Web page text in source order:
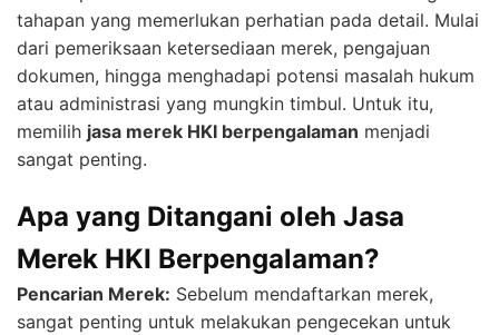
tahapan yang memerlukan perhatian pada detail. Mulai
dari pemeriksaan ketersediaan merek, pengajuan
dokumen, hingga menghadapi potensi masalah hukum
atau administrasi yang mungkin timbul. Untuk itu,
memilih jasa merek HKI berpengalaman menjadi
sangat penting.
Apa yang Ditangani oleh Jasa
Merek HKI Berpengalaman?
Pencarian Merek: Sebelum mendaftarkan merek,
sangat penting untuk melakukan pengecekan untuk